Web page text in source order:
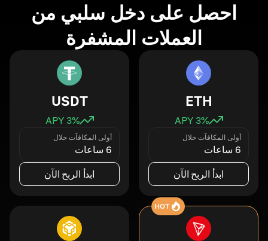
احصل على دخل سلبي من
العملات المشفرة
ETH
3% APY
أولى المكافآت خلال
6 ساعات
ابدأ الربح الآن
USDT
3% APY
أولى المكافآت خلال
6 ساعات
ابدأ الربح الآن
HOT